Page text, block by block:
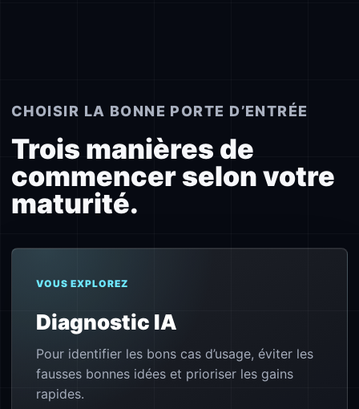
CHOISIR LA BONNE PORTE D’ENTRÉE
Trois manières de
commencer selon votre
maturité.
VOUS EXPLOREZ
Diagnostic IA
Pour identifier les bons cas d’usage, éviter les
fausses bonnes idées et prioriser les gains
rapides.